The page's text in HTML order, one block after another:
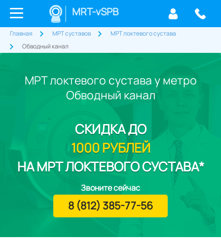
MRT-vSPB
Главная МРТ суставов
МРТ локтевого сустава
Обводный канал
МРТ локтевого сустава у метро
Обводный канал
СКИДКАДО
1000 РУБЛЕЙ
НА МРТ ЛОКТЕВОГО СУСТАВА*
Звоните сейчас
8 (812) 385-77-56